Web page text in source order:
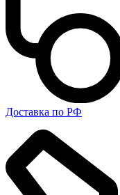
Доставка по РФ